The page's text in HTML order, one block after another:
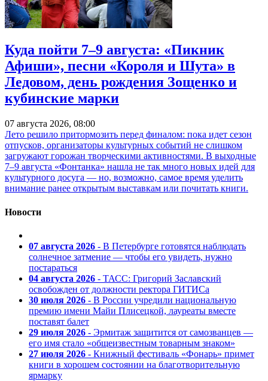
Куда пойти 7–9 августа: «Пикник
Афиши», песни «Короля и Шута» в
Ледовом, день рождения Зощенко и
кубинские марки
07 августа 2026, 08:00
Лето решило притормозить перед финалом: пока идет сезон
отпусков, организаторы культурных событий не слишком
загружают горожан творческими активностями. В выходные
7–9 августа «Фонтанка» нашла не так много новых идей для
культурного досуга — но, возможно, самое время уделить
внимание ранее открытым выставкам или почитать книги.
Новости
07 августа 2026 - В Петербурге готовятся наблюдать
солнечное затмение — чтобы его увидеть, нужно
постараться
04 августа 2026 - ТАСС: Григорий Заславский
освобожден от должности ректора ГИТИСа
30 июля 2026 - В России учредили национальную
премию имени Майи Плисецкой, лауреаты вместе
поставят балет
29 июля 2026 - Эрмитаж защитится от самозванцев —
его имя стало «общеизвестным товарным знаком»
27 июля 2026 - Книжный фестиваль «Фонарь» примет
книги в хорошем состоянии на благотворительную
ярмарку